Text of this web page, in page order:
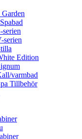
serien
serien
Edition
varmbad
Tillbehör